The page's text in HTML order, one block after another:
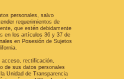
personales, salvo
requerimientos de
que estén debidamente
en los artículos 36 y 37 de
en Posesión de Sujetos
acceso, rectificación,
de sus datos personales
Unidad de Transparencia